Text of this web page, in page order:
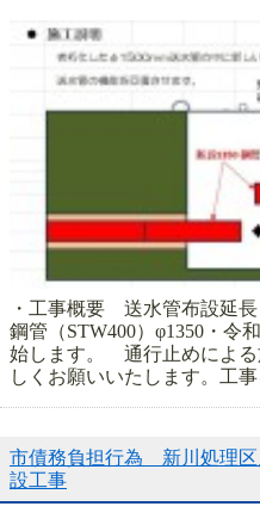
・工事概要 送水管布設
鋼管（STW400）φ1350・
始します。 通行止めによ
しくお願いいたします。工
市債務負担行為 新川処理区
設工事